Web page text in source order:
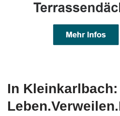
In Kleinkarlbach: